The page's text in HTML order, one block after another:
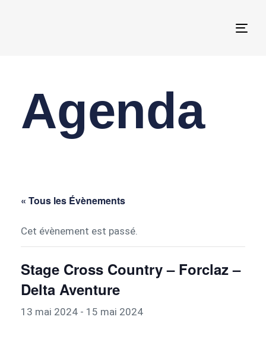
Agenda
« Tous les Évènements
Cet évènement est passé.
Stage Cross Country – Forclaz –
Delta Aventure
13 mai 2024 - 15 mai 2024